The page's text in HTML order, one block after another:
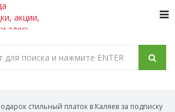
стильный платок в Каляев за подписку